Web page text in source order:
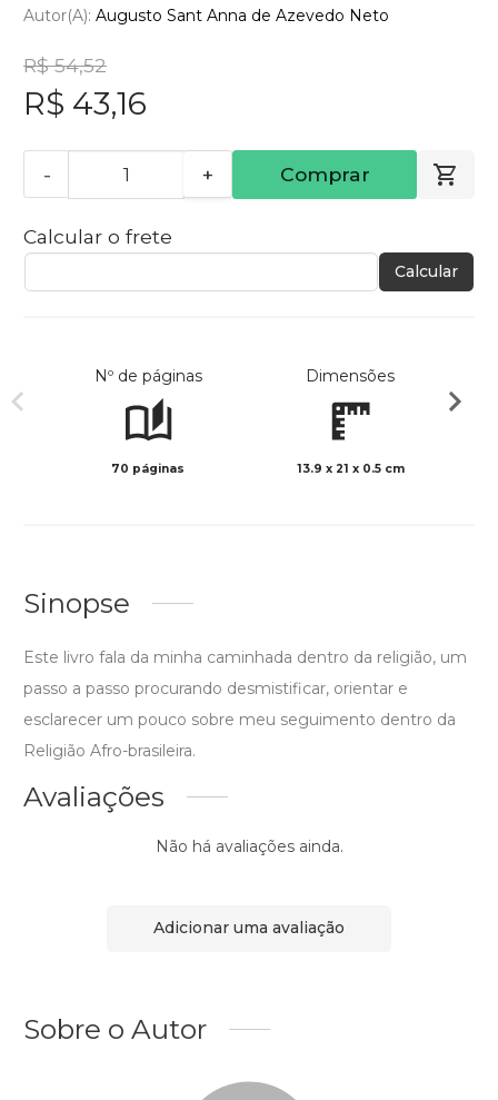
Autor(a): Augusto Sant Anna de Azevedo Neto
R$ 54,52
R$ 43,16
- + Comprar
Calcular o frete
Calcular
Nº de páginas
70 páginas
Dimensões
13.9 x 21 x 0.5 cm
Sinopse
Este livro fala da minha caminhada dentro da religião, um
passo a passo procurando desmistificar, orientar e
esclarecer um pouco sobre meu seguimento dentro da
Religião Afro-brasileira.
Avaliações
Não há avaliações ainda.
Adicionar uma avaliação
Sobre o Autor